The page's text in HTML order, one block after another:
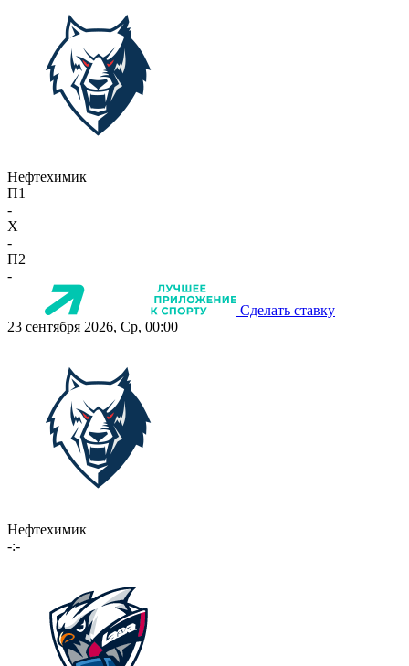
Нефтехимик
П1
-
X
-
П2
-
Сделать ставку
23 сентября 2026, Ср, 00:00
Нефтехимик
-:-